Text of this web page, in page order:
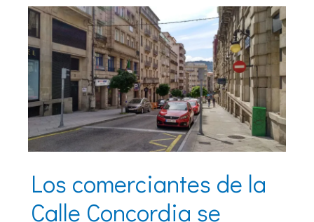
Los comerciantes de la
Calle Concordia se